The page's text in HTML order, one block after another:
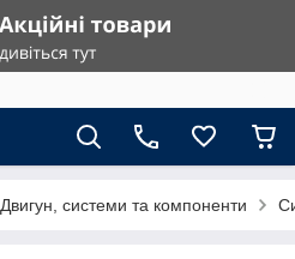
Двигун, системи та компоненти